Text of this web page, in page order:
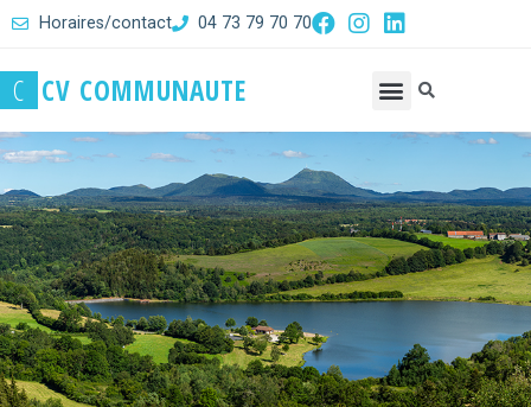
Horaires/contact 04 73 79 70 70
C CV COMMUNAUTE